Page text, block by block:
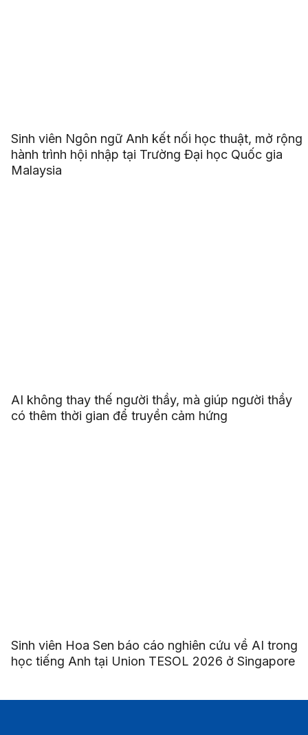
Sinh viên Ngôn ngữ Anh kết nối học thuật, mở rộng
hành trình hội nhập tại Trường Đại học Quốc gia
Malaysia
AI không thay thế người thầy, mà giúp người thầy
có thêm thời gian để truyền cảm hứng
Sinh viên Hoa Sen báo cáo nghiên cứu về AI trong
học tiếng Anh tại Union TESOL 2026 ở Singapore